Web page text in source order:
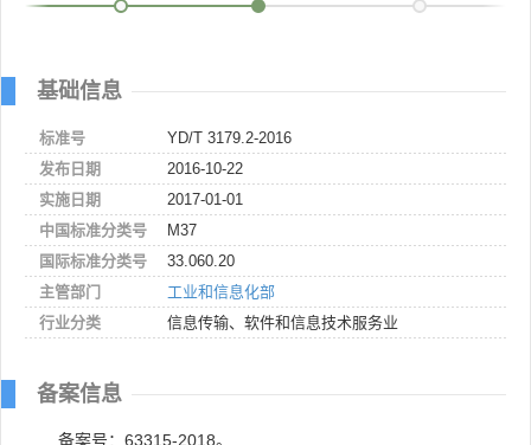
基础信息
标准号
YD/T 3179.2-2016
发布日期
2016-10-22
实施日期
2017-01-01
中国标准分类号
M37
国际标准分类号
33.060.20
主管部门
工业和信息化部
行业分类
信息传输、软件和信息技术服务业
备案信息
备案号：63315-2018。